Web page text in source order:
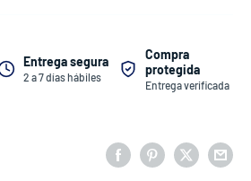
Entrega segura
2 a 7 días hábiles
Compra
protegida
Entrega verificada